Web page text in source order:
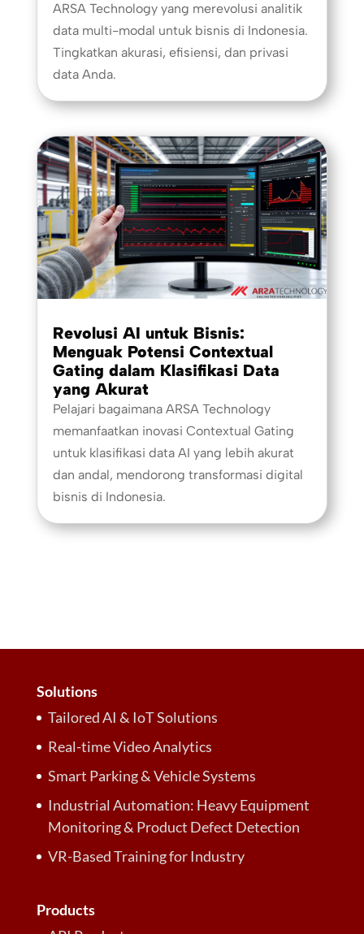
ARSA Technology yang merevolusi analitik
data multi-modal untuk bisnis di Indonesia.
Tingkatkan akurasi, efisiensi, dan privasi
data Anda.
Revolusi AI untuk Bisnis:
Menguak Potensi Contextual
Gating dalam Klasifikasi Data
yang Akurat
Pelajari bagaimana ARSA Technology
memanfaatkan inovasi Contextual Gating
untuk klasifikasi data AI yang lebih akurat
dan andal, mendorong transformasi digital
bisnis di Indonesia.
Solutions
Tailored AI & IoT Solutions
Real-time Video Analytics
Smart Parking & Vehicle Systems
Industrial Automation: Heavy Equipment
Monitoring & Product Defect Detection
VR-Based Training for Industry
Products